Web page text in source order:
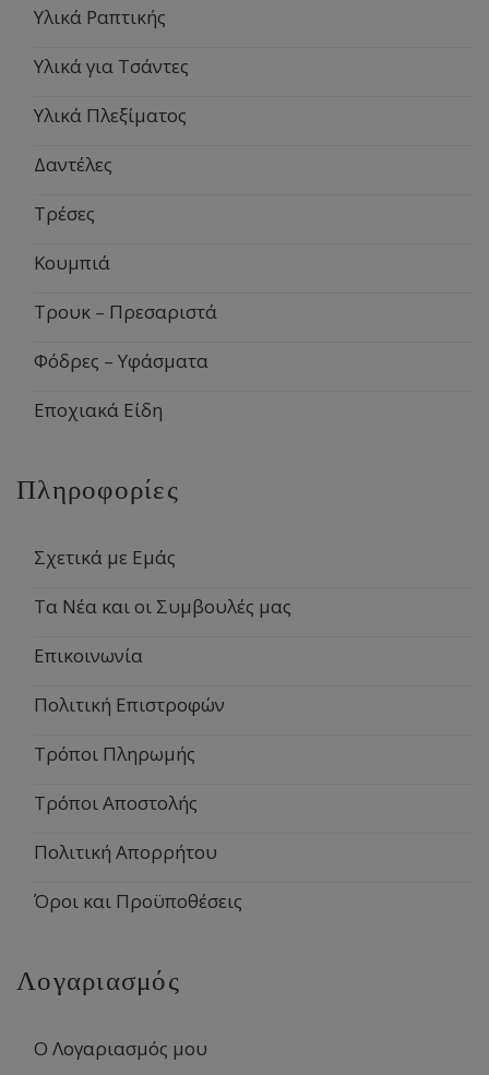
Υλικά Ραπτικής
Υλικά για Τσάντες
Υλικά Πλεξίματος
Δαντέλες
Τρέσες
Κουμπιά
Τρουκ – Πρεσαριστά
Φόδρες – Υφάσματα
Εποχιακά Είδη
Πληροφορίες
Σχετικά με Εμάς
Τα Νέα και οι Συμβουλές μας
Επικοινωνία
Πολιτική Επιστροφών
Τρόποι Πληρωμής
Τρόποι Αποστολής
Πολιτική Απορρήτου
Όροι και Προϋποθέσεις
Λογαριασμός
Ο Λογαριασμός μου